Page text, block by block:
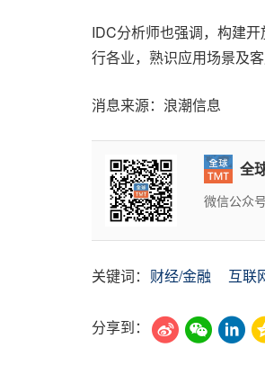
IDC分析师也强调，构建
行各业，熟识应用场景及
消息来源：浪潮信息
全
微信公众
关键词： 财经/金融 互联
分享到：